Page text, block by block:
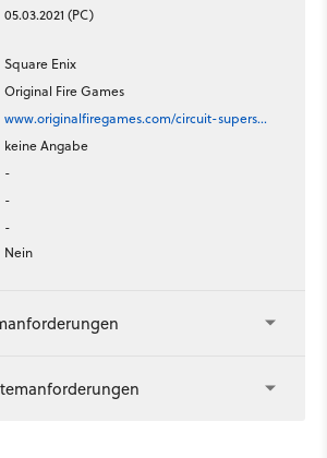
05.03.2021 (PC)
Square Enix
Original Fire Games
www.originalfiregames.com/circuit-supers…
keine Angabe
-
-
-
Nein